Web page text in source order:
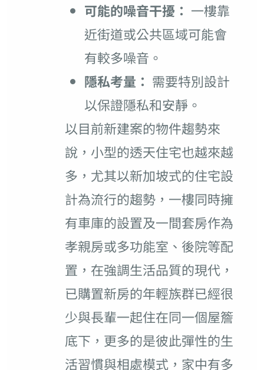
可能的噪音干擾： 一樓靠
近街道或公共區域可能會
有較多噪音。
隱私考量： 需要特別設計
以保證隱私和安靜。
以目前新建案的物件趨勢來
說，小型的透天住宅也越來越
多，尤其以新加坡式的住宅設
計為流行的趨勢，一樓同時擁
有車庫的設置及一間套房作為
孝親房或多功能室、後院等配
置，在強調生活品質的現代，
已購置新房的年輕族群已經很
少與長輩一起住在同一個屋簷
底下，更多的是彼此彈性的生
活習慣與相處模式，家中有多